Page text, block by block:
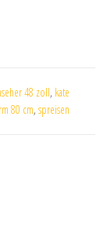
48 zoll, kate
80 cm, spreisen